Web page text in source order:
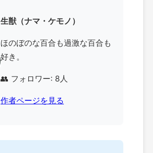
生獣（ナマ・ケモノ）
ほのぼのな百合も過激な百合も
好き。
👥 フォロワー: 8人
作者ページを見る